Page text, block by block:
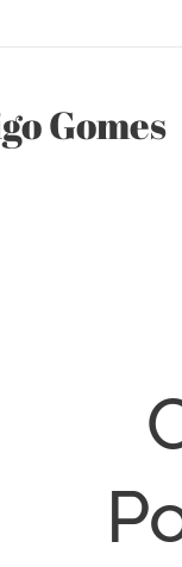
Gomes